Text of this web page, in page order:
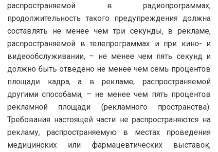
распространяемой в радиопрограммах,
продолжительность такого предупреждения должна
составлять не менее чем три секунды, в рекламе,
распространяемой в телепрограммах и при кино- и
видеообслуживании, – не менее чем пять секунд и
должно быть отведено не менее чем семь процентов
площади кадра, а в рекламе, распространяемой
другими способами, – не менее чем пять процентов
рекламной площади (рекламного пространства).
Требования настоящей части не распространяются на
рекламу, распространяемую в местах проведения
медицинских или фармацевтических выставок,